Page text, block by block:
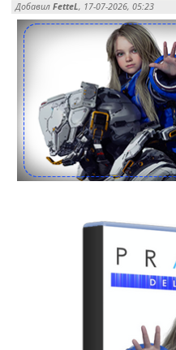
Добавил FetteL, 17-07-2026, 05:23